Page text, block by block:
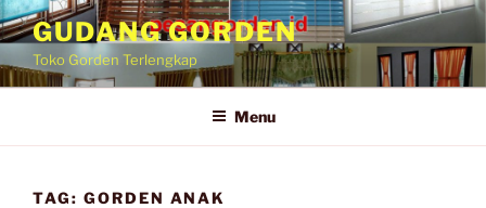
Skip
to
content
GUDANG GORDEN
Toko Gorden Terlengkap
Menu
TAG: GORDEN ANAK